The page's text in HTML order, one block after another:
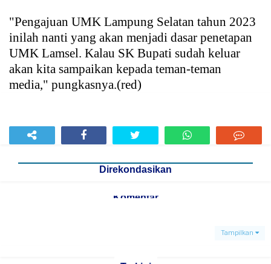
"Pengajuan UMK Lampung Selatan tahun 2023
inilah nanti yang akan menjadi dasar penetapan
UMK Lamsel. Kalau SK Bupati sudah keluar
akan kita sampaikan kepada teman-teman
media," pungkasnya.(red)
Direkondasikan
Komentar
Tampilkan